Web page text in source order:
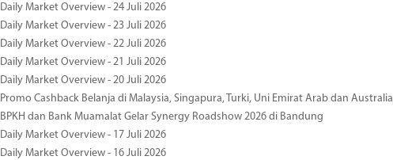
Daily Market Overview - 24 Juli 2026
Daily Market Overview - 23 Juli 2026
Daily Market Overview - 22 Juli 2026
Daily Market Overview - 21 Juli 2026
Daily Market Overview - 20 Juli 2026
Promo Cashback Belanja di Malaysia, Singapura, Turki, Uni Emirat Arab dan Australia
BPKH dan Bank Muamalat Gelar Synergy Roadshow 2026 di Bandung
Daily Market Overview - 17 Juli 2026
Daily Market Overview - 16 Juli 2026